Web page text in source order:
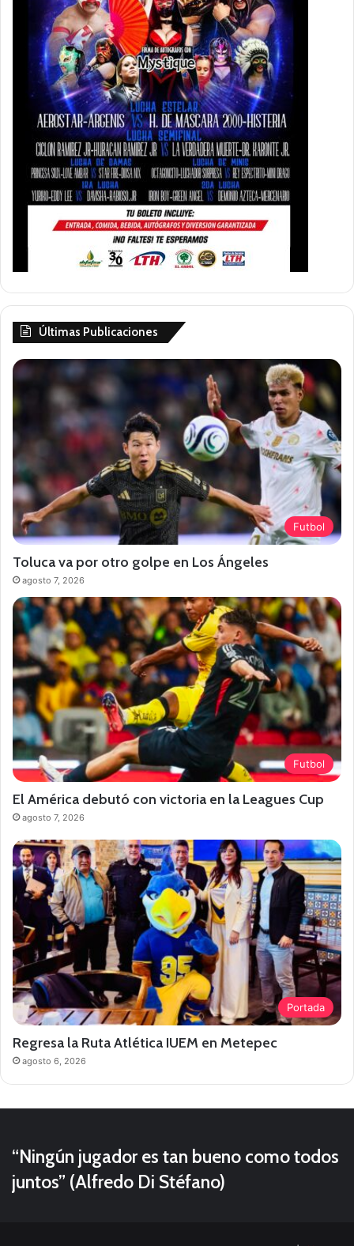
Últimas Publicaciones
Futbol
Toluca va por otro golpe en Los Ángeles
agosto 7, 2026
Futbol
El América debutó con victoria en la Leagues Cup
agosto 7, 2026
Portada
Regresa la Ruta Atlética IUEM en Metepec
agosto 6, 2026
“Ningún jugador es tan bueno como todos
juntos” (Alfredo Di Stéfano)